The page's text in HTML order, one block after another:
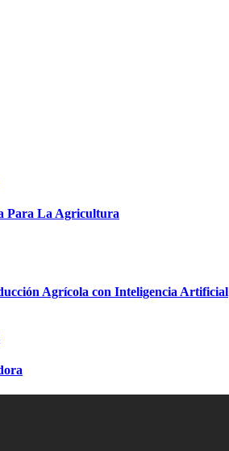
Para La Agricultura
Agrícola con Inteligencia Artificial